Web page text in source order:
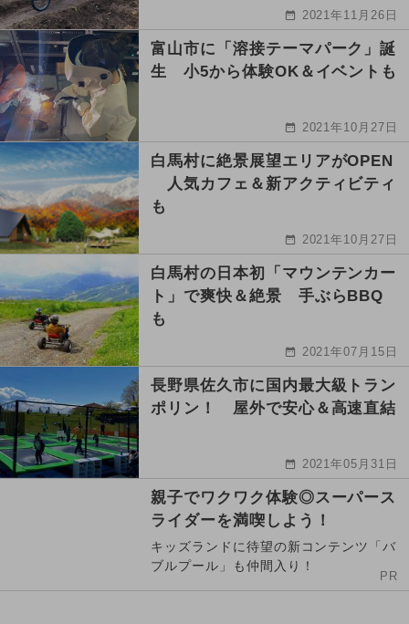
2021年11月26日
富山市に「溶接テーマパーク」誕
生 小5から体験OK＆イベントも
2021年10月27日
白馬村に絶景展望エリアがOPEN
人気カフェ＆新アクティビティ
も
2021年10月27日
白馬村の日本初「マウンテンカー
ト」で爽快＆絶景 手ぶらBBQ
も
2021年07月15日
長野県佐久市に国内最大級トラン
ポリン！ 屋外で安心＆高速直結
2021年05月31日
親子でワクワク体験◎スーパース
ライダーを満喫しよう！
キッズランドに待望の新コンテンツ「バ
ブルプール」も仲間入り！
PR